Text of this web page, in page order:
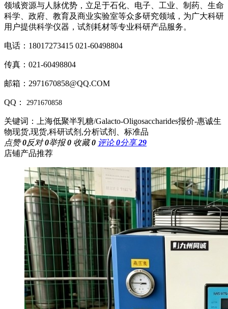
领域资源与人脉优势，立足于石化、电子、工业、制药、生命
科学、政府、教育及商业实验室等众多研究领域，为广大科研
用户提供科学仪器，试剂耗材等专业科研产品服务。
电话：18017273415 021-60498804
传真：021-60498804
邮箱：2971670858@QQ.COM
QQ： 2971670858
关键词：上海低聚半乳糖/Galacto-Oligosaccharides报价-惠诚生
物现货,现货,科研试剂,分析试剂、标准品
点赞0反对0举报0 收藏0 评论0分享29
店铺产品推荐